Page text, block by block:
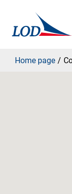
Home page